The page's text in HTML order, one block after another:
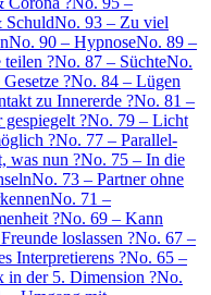
SchuldNo. 93 – Zu viel
No. 90 – HypnoseNo. 89 –
?No. 87 – SüchteNo.
?No. 84 – Lügen
zu Innererde ?No. 81 –
?No. 79 – Licht
?No. 77 – Parallel-
was nun ?No. 75 – In die
No. 73 – Partner ohne
No. 71 –
?No. 69 – Kann
loslassen ?No. 67 –
Interpretierens ?No. 65 –
in der 5. Dimension ?No.